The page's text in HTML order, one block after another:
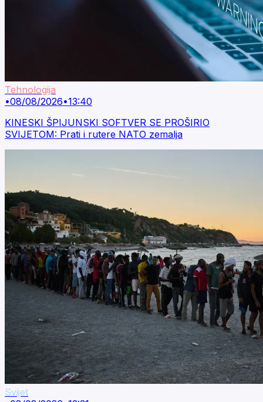
Tehnologija
•08/08/2026•13:40
KINESKI ŠPIJUNSKI SOFTVER SE PROŠIRIO
SVIJETOM: Prati i rutere NATO zemalja
Svijet